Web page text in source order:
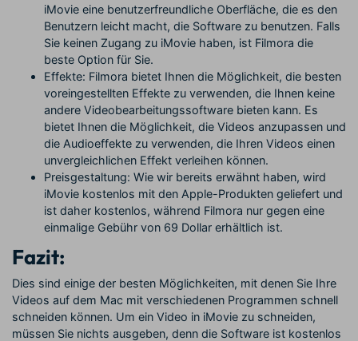
iMovie eine benutzerfreundliche Oberfläche, die es den
Benutzern leicht macht, die Software zu benutzen. Falls
Sie keinen Zugang zu iMovie haben, ist Filmora die
beste Option für Sie.
Effekte: Filmora bietet Ihnen die Möglichkeit, die besten
voreingestellten Effekte zu verwenden, die Ihnen keine
andere Videobearbeitungssoftware bieten kann. Es
bietet Ihnen die Möglichkeit, die Videos anzupassen und
die Audioeffekte zu verwenden, die Ihren Videos einen
unvergleichlichen Effekt verleihen können.
Preisgestaltung: Wie wir bereits erwähnt haben, wird
iMovie kostenlos mit den Apple-Produkten geliefert und
ist daher kostenlos, während Filmora nur gegen eine
einmalige Gebühr von 69 Dollar erhältlich ist.
Fazit:
Dies sind einige der besten Möglichkeiten, mit denen Sie Ihre
Videos auf dem Mac mit verschiedenen Programmen schnell
schneiden können. Um ein Video in iMovie zu schneiden,
müssen Sie nichts ausgeben, denn die Software ist kostenlos